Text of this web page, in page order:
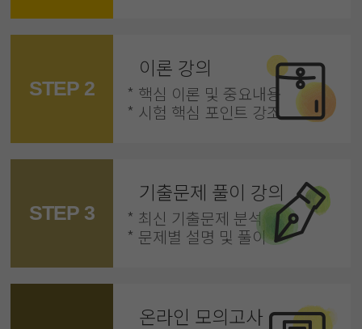
STEP 2
이론 강의
* 핵심 이론 및 중요내용
* 시험 핵심 포인트 강조
STEP 3
기출문제 풀이 강의
* 최신 기출문제 분석
* 문제별 설명 및 풀이
온라인 모의고사